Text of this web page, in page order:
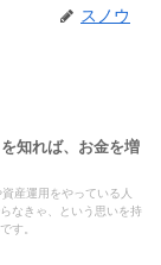
スノウ
知れば、お金を増
産運用をやっている人
なきゃ、という思いを持
す。